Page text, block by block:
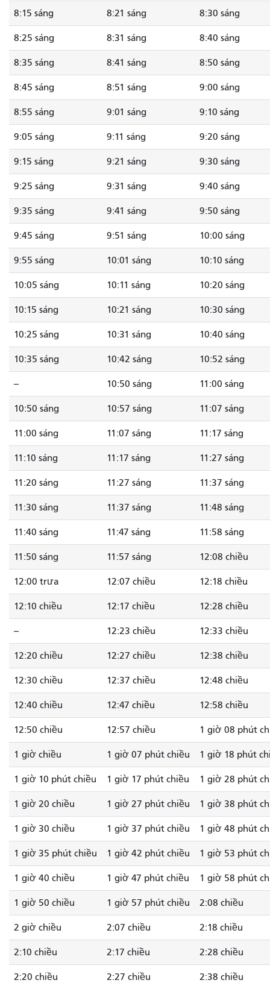
8:15 sáng 8:21 sáng 8:30 sáng
8:25 sáng 8:31 sáng 8:40 sáng
8:35 sáng 8:41 sáng 8:50 sáng
8:45 sáng 8:51 sáng 9:00 sáng
8:55 sáng 9:01 sáng 9:10 sáng
9:05 sáng 9:11 sáng 9:20 sáng
9:15 sáng 9:21 sáng 9:30 sáng
9:25 sáng 9:31 sáng 9:40 sáng
9:35 sáng 9:41 sáng 9:50 sáng
9:45 sáng 9:51 sáng 10:00 sáng
9:55 sáng 10:01 sáng 10:10 sáng
10:05 sáng 10:11 sáng 10:20 sáng
10:15 sáng 10:21 sáng 10:30 sáng
10:25 sáng 10:31 sáng 10:40 sáng
10:35 sáng 10:42 sáng 10:52 sáng
-- 10:50 sáng 11:00 sáng
10:50 sáng 10:57 sáng 11:07 sáng
11:00 sáng 11:07 sáng 11:17 sáng
11:10 sáng 11:17 sáng 11:27 sáng
11:20 sáng 11:27 sáng 11:37 sáng
11:30 sáng 11:37 sáng 11:48 sáng
11:40 sáng 11:47 sáng 11:58 sáng
11:50 sáng 11:57 sáng 12:08 chiều
12:00 trưa 12:07 chiều 12:18 chiều
12:10 chiều 12:17 chiều 12:28 chiều
-- 12:23 chiều 12:33 chiều
12:20 chiều 12:27 chiều 12:38 chiều
12:30 chiều 12:37 chiều 12:48 chiều
12:40 chiều 12:47 chiều 12:58 chiều
12:50 chiều 12:57 chiều 1 giờ 08 phút
1 giờ chiều 1 giờ 07 phút chiều 1 giờ 18 phút
1 giờ 10 phút chiều 1 giờ 17 phút chiều 1 giờ 28 phút
1 giờ 20 chiều 1 giờ 27 phút chiều 1 giờ 38 phút
1 giờ 30 chiều 1 giờ 37 phút chiều 1 giờ 48 phút
1 giờ 35 phút chiều 1 giờ 42 phút chiều 1 giờ 53 phút
1 giờ 40 chiều 1 giờ 47 phút chiều 1 giờ 58 phút
1 giờ 50 chiều 1 giờ 57 phút chiều 2:08 chiều
2 giờ chiều 2:07 chiều 2:18 chiều
2:10 chiều 2:17 chiều 2:28 chiều
2:20 chiều 2:27 chiều 2:38 chiều